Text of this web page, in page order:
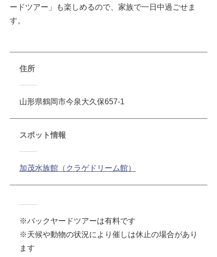
ードツアー」も楽しめるので、家族で一日中過ごせま
す。
住所
山形県鶴岡市今泉大久保657-1
スポット情報
加茂水族館（クラゲドリーム館）
※バックヤードツアーは有料です
※天候や動物の状況により催しは休止の場合があり
ます